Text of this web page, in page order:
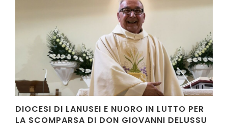
DIOCESI DI LANUSEI E NUORO IN LUTTO PER
LA SCOMPARSA DI DON GIOVANNI DELUSSU